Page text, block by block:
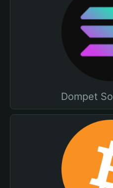
Dompet